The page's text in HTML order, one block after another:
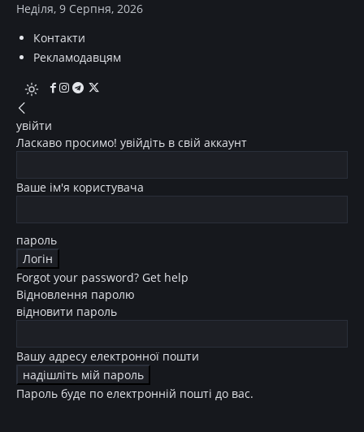
Неділя, 9 Серпня, 2026
Контакти
Рекламодавцям
увійти
Ласкаво просимо! увійдіть в свій аккаунт
Ваше ім'я користувача
пароль
Forgot your password? Get help
Відновлення паролю
відновити пароль
Вашу адресу електронної пошти
Пароль буде по електронній пошті до вас.